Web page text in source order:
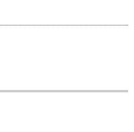
PFI事業